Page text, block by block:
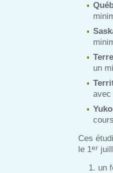
un
avec
Ces
le 1er
un